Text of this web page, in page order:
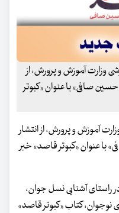
وزارت آموزش و پرورش، از
صافی» با عنوان «کبوتر
آموزش و پرورش، از انتشار
با عنوان «کبوتر قاصد» خبر
راستای آشنایی نسل جوان،
نوجوان، کتاب «کبوتر قاصد»